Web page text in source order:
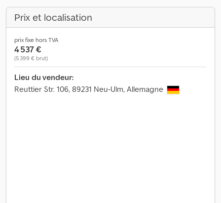
Prix et localisation
prix fixe hors TVA
4 537 €
(5 399 € brut)
Lieu du vendeur:
Reuttier Str. 106, 89231 Neu-Ulm, Allemagne